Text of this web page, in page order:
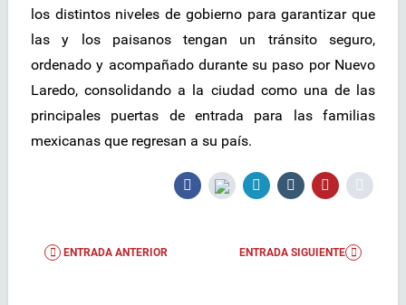
los distintos niveles de gobierno para garantizar que
las y los paisanos tengan un tránsito seguro,
ordenado y acompañado durante su paso por Nuevo
Laredo, consolidando a la ciudad como una de las
principales puertas de entrada para las familias
mexicanas que regresan a su país.
ENTRADA ANTERIOR ENTRADA SIGUIENTE